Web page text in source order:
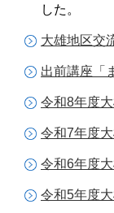
した。
大雄地区交
出前講座「
令和8年度
令和7年度
令和6年度
令和5年度